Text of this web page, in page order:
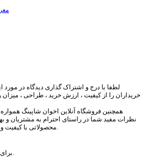
لطفا با درج و اشتراک گذاری دیدگاه در مورد
خریداران را از کیفیت ، ارزش خرید ، طراحی ، میزان
همچنین فروشگاه آنلاین اخوان شاپینگ
نظرات مفید شما در راستای احترام به مشتریان و